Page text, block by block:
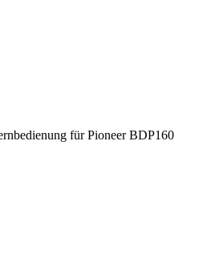
für Pioneer BDP160